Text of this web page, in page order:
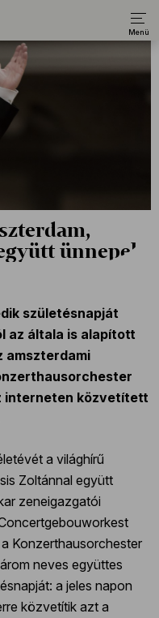
ünnepel
születésnapját
az általa is alapított
amszterdami
interneten közvetített
a világhírű
Zoltánnal együtt
zeneigazgatói
Konzerthausorchester
neves együttes
a jeles napon
közvetítik azt a